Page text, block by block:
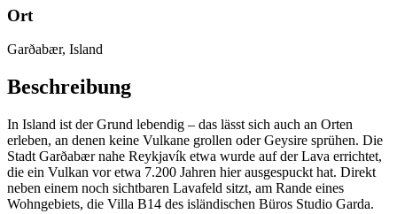
Ort
Garðabær, Island
Beschreibung
In Island ist der Grund lebendig – das lässt sich auch an Orten
erleben, an denen keine Vulkane grollen oder Geysire sprühen. Die
Stadt Garðabær nahe Reykjavík etwa wurde auf der Lava errichtet,
die ein Vulkan vor etwa 7.200 Jahren hier ausgespuckt hat. Direkt
neben einem noch sichtbaren Lavafeld sitzt, am Rande eines
Wohngebiets, die Villa B14 des isländischen Büros Studio Garda.